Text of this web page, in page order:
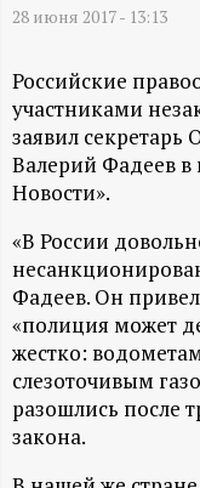
А
Н
-
и
н
ф
о
р
28 июня 2017 - 13:13
Российские
участниками
заявил
Валерий Фадеев в
Новости».
«В России
Фадеев. Он
«полиция может
жестко:
слезоточивым
разошлись после
закона.